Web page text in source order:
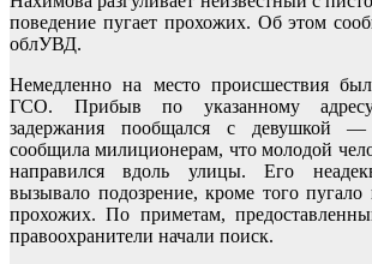
поведение пугает прохожих. Об этом
облУВД.
Немедленно на место происшествия
ГСО. Прибыв по указанному
задержания пообщался с девушкой
сообщила милиционерам, что молодой
направился вдоль улицы. Его
вызывало подозрение, кроме того
прохожих. По приметам,
правоохранители начали поиск.